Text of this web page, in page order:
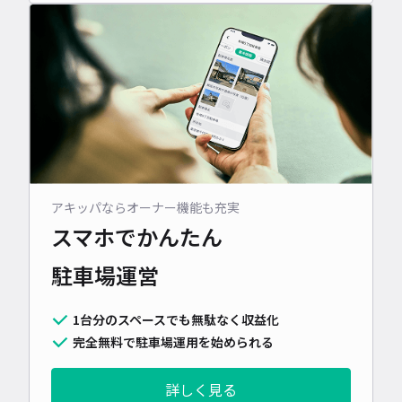
アキッパならオーナー機能も充実
スマホでかんたん
駐車場運営
1台分のスペースでも無駄なく収益化
完全無料で駐車場運用を始められる
詳しく見る